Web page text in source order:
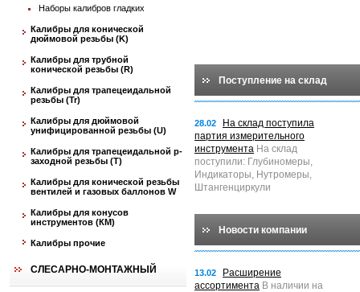
Наборы калибров гладких
Калибры для конической
дюймовой резьбы (K)
Калибры для трубной
конической резьбы (R)
Калибры для трапецеидальной
резьбы (Tr)
Калибры для дюймовой
унифицированной резьбы (U)
Калибры для трапецеидальной p-
заходной резьбы (T)
Калибры для конической резьбы
вентилей и газовых баллонов W
Калибры для конусов
инструментов (КМ)
Калибры прочие
СЛЕСАРНО-МОНТАЖНЫЙ
Поступление на склад
28.02
На склад поступила
партия измерительного
инструмента На склад
поступили: Глубиномеры,
Индикаторы, Нутромеры,
Штангенциркули
Новости компании
13.02
Расширение
ассортимента В наличии на